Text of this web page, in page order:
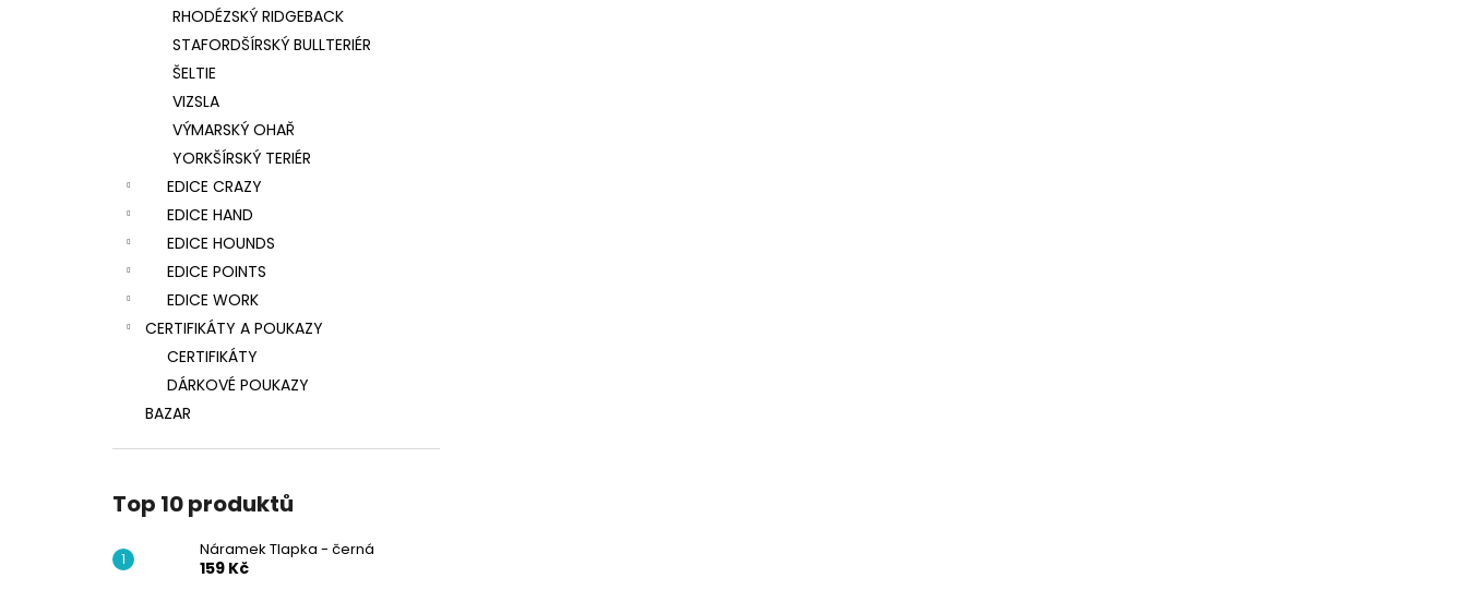
RHODÉZSKÝ RIDGEBACK
STAFORDŠÍRSKÝ BULLTERIÉR
ŠELTIE
VIZSLA
VÝMARSKÝ OHAŘ
YORKŠÍRSKÝ TERIÉR
EDICE CRAZY
EDICE HAND
EDICE HOUNDS
EDICE POINTS
EDICE WORK
CERTIFIKÁTY A POUKAZY
CERTIFIKÁTY
DÁRKOVÉ POUKAZY
BAZAR
Top 10 produktů
Náramek Tlapka - černá
159 Kč